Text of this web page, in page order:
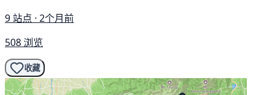
9 站点 · 2个月前
508 浏览
收藏